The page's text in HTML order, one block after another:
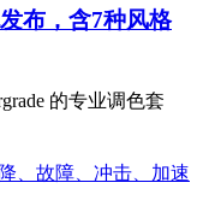
布，含7种风格
的专业调色套